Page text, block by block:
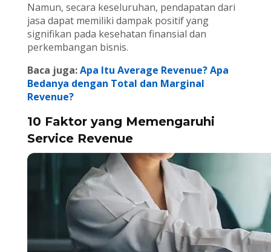
Namun, secara keseluruhan, pendapatan dari
jasa dapat memiliki dampak positif yang
signifikan pada kesehatan finansial dan
perkembangan bisnis.
Baca juga:Apa Itu Average Revenue? Apa
Bedanya dengan Total dan Marginal
Revenue?
10 Faktor yang Memengaruhi
Service Revenue